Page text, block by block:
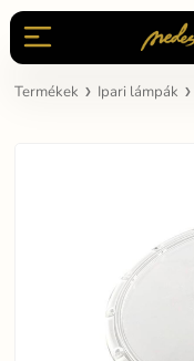
Termékek Ipari lámpák